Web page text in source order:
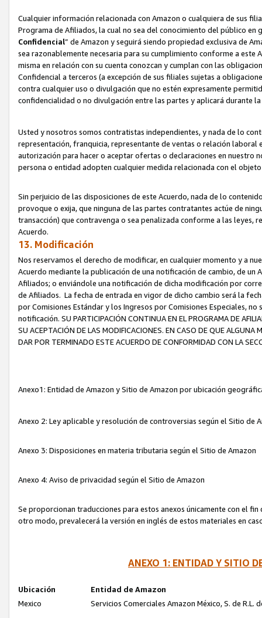
Cualquier información relacionada con Amazon o cualquiera de sus
Programa de Afiliados, la cual no sea del conocimiento del público
Confidencial” de Amazon y seguirá siendo propiedad exclusiva de
sea razonablemente necesaria para su cumplimiento conforme a
misma en relación con su cuenta conozcan y cumplan con las
Confidencial a terceros (a excepción de sus filiales sujetas a
contra cualquier uso o divulgación que no estén expresamente
confidencialidad o no divulgación entre las partes y aplicará durante
Usted y nosotros somos contratistas independientes, y nada de lo
representación, franquicia, representante de ventas o relación
autorización para hacer o aceptar ofertas o declaraciones en nuestro
persona o entidad adopten cualquier medida relacionada con el
Sin perjuicio de las disposiciones de este Acuerdo, nada de lo
provoque o exija, que ninguna de las partes contratantes actúe de
transacción) que contravenga o sea penalizada conforme a las leyes,
Acuerdo.
13. Modificación
Nos reservamos el derecho de modificar, en cualquier momento y a
Acuerdo mediante la publicación de una notificación de cambio, de
Afiliados; o enviándole una notificación de dicha modificación por
de Afiliados. La fecha de entrada en vigor de dicho cambio será la
por Comisiones Estándar y los Ingresos por Comisiones Especiales,
notificación. SU PARTICIPACIÓN CONTINUA EN EL PROGRAMA DE
SU ACEPTACIÓN DE LAS MODIFICACIONES. EN CASO DE QUE ALGUNA
DAR POR TERMINADO ESTE ACUERDO DE CONFORMIDAD CON LA
Anexo1: Entidad de Amazon y Sitio de Amazon por ubicación
Anexo 2: Ley aplicable y resolución de controversias según el Sitio de
Anexo 3: Disposiciones en materia tributaria según el Sitio de Amazon
Anexo 4: Aviso de privacidad según el Sitio de Amazon
Se proporcionan traducciones para estos anexos únicamente con el
otro modo, prevalecerá la versión en inglés de estos materiales en
ANEXO 1: ENTIDAD Y SITIO
Ubicación
Entidad de Amazon
Mexico
Servicios Comerciales Amazon México, S. de R.L.